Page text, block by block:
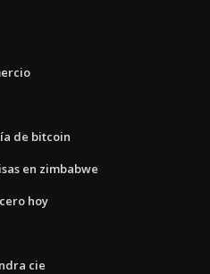
de bitcoin
en zimbabwe
hoy
cie